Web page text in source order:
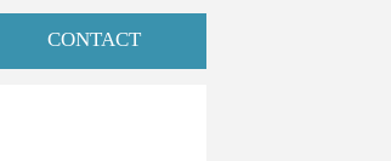
CONTACT